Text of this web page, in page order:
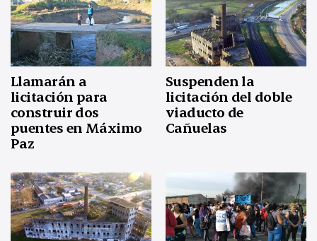
Llamarán a
licitación para
construir dos
puentes en Máximo
Paz
Suspenden la
licitación del doble
viaducto de
Cañuelas